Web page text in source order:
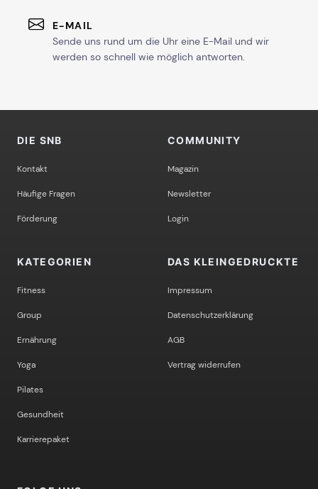
E-MAIL
Sende uns rund um die Uhr eine E-Mail und wir
werden so schnell wie möglich antworten.
DIE SNB
Kontakt
Häufige Fragen
Förderung
COMMUNITY
Magazin
Newsletter
Login
KATEGORIEN
Fitness
Group
Ernährung
Yoga
Pilates
Gesundheit
Karrierepaket
DAS KLEINGEDRUCKTE
Impressum
Datenschutzerklärung
AGB
Vertrag widerrufen